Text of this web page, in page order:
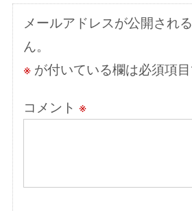
シ
ョ
ン
メールアドレスが公開され
ん。
※が付いている欄は必須項
コメント ※